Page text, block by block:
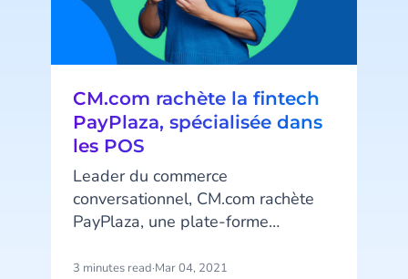
CM.com rachète la fintech
PayPlaza, spécialisée dans
les POS
Leader du commerce
conversationnel, CM.com rachète
PayPlaza, une plate-forme
paiements en point de vente
3 minutes read·Mar 04, 2021